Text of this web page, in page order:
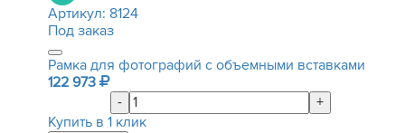
Артикул: 8124
Под заказ
Рамка для фотографий с объемными вставками
122 973
-
+
Купить в 1 клик